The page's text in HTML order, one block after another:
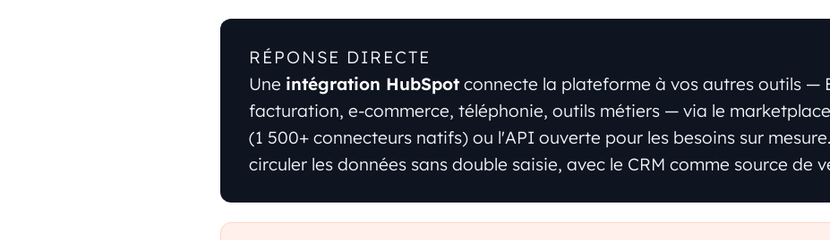
RÉPONSE DIRECTE
Une intégration HubSpot connecte la plateforme à vos autres outils —
facturation, e-commerce, téléphonie, outils métiers — via le
(1 500+ connecteurs natifs) ou l'API ouverte pour les besoins sur
circuler les données sans double saisie, avec le CRM comme source de